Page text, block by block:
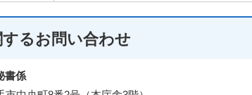
るお問い合わせ
書係